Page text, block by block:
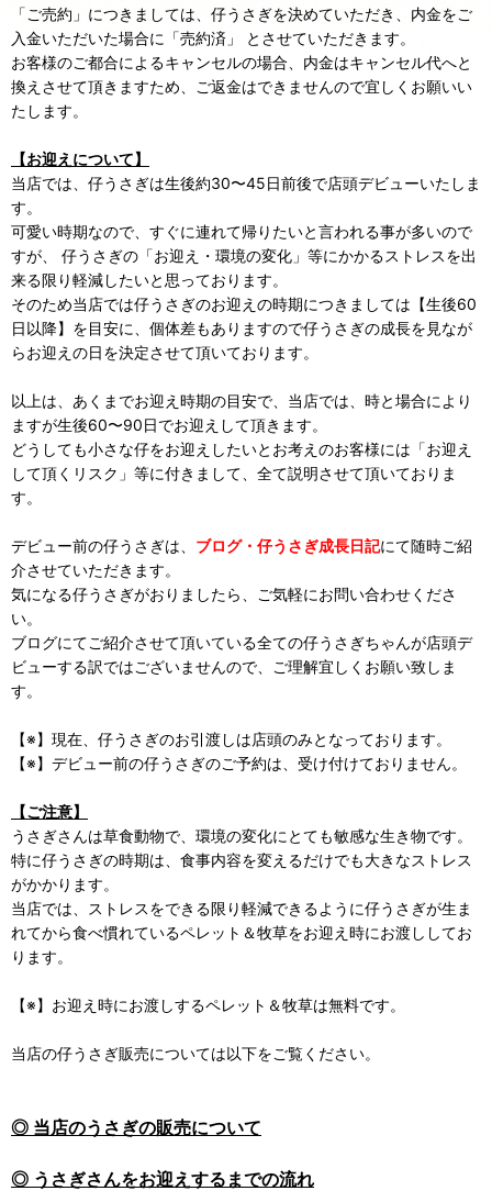
「ご売約」につきましては、仔うさぎを決めていただき、内金をご
入金いただいた場合に「売約済」 とさせていただきます。
お客様のご都合によるキャンセルの場合、内金はキャンセル代へと
換えさせて頂きますため、ご返金はできませんので宜しくお願いい
たします。
【お迎えについて】
当店では、仔うさぎは生後約30〜45日前後で店頭デビューいたしま
す。
可愛い時期なので、すぐに連れて帰りたいと言われる事が多いので
すが、 仔うさぎの「お迎え・環境の変化」等にかかるストレスを出
来る限り軽減したいと思っております。
そのため当店では仔うさぎのお迎えの時期につきましては【生後60
日以降】を目安に、個体差もありますので仔うさぎの成長を見なが
らお迎えの日を決定させて頂いております。
以上は、あくまでお迎え時期の目安で、当店では、時と場合により
ますが生後60〜90日でお迎えして頂きます。
どうしても小さな仔をお迎えしたいとお考えのお客様には「お迎え
して頂くリスク」等に付きまして、全て説明させて頂いておりま
す。
デビュー前の仔うさぎは、 ブログ・仔うさぎ成長日記にて随時ご紹
介させていただきます。
気になる仔うさぎがおりましたら、ご気軽にお問い合わせくださ
い。
ブログにてご紹介させて頂いている全ての仔うさぎちゃんが店頭デ
ビューする訳ではございませんので、ご理解宜しくお願い致しま
す。
【※】現在、仔うさぎのお引渡しは店頭のみとなっております。
【※】デビュー前の仔うさぎのご予約は、受け付けておりません。
【ご注意】
うさぎさんは草食動物で、環境の変化にとても敏感な生き物です。
特に仔うさぎの時期は、食事内容を変えるだけでも大きなストレス
がかかります。
当店では、ストレスをできる限り軽減できるように仔うさぎが生ま
れてから食べ慣れているペレット＆牧草をお迎え時にお渡ししてお
ります。
【※】お迎え時にお渡しするペレット＆牧草は無料です。
当店の仔うさぎ販売については以下をご覧ください。
◎ 当店のうさぎの販売について
◎ うさぎさんをお迎えするまでの流れ